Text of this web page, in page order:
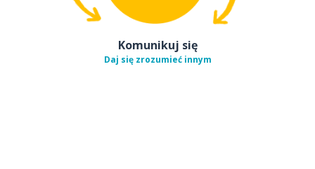
Komunikuj się
Daj się zrozumieć innym